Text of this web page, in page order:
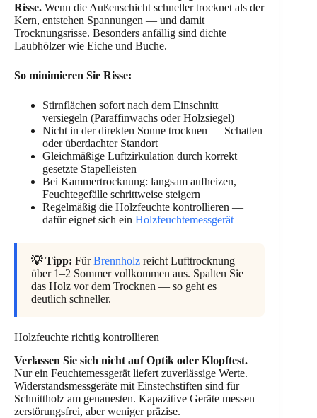
Risse. Wenn die Außenschicht schneller trocknet als der
Kern, entstehen Spannungen — und damit
Trocknungsrisse. Besonders anfällig sind dichte
Laubhölzer wie Eiche und Buche.
So minimieren Sie Risse:
Stirnflächen sofort nach dem Einschnitt
versiegeln (Paraffinwachs oder Holzsiegel)
Nicht in der direkten Sonne trocknen — Schatten
oder überdachter Standort
Gleichmäßige Luftzirkulation durch korrekt
gesetzte Stapelleisten
Bei Kammertrocknung: langsam aufheizen,
Feuchtegefälle schrittweise steigern
Regelmäßig die Holzfeuchte kontrollieren —
dafür eignet sich ein Holzfeuchtemessgerät
💡 Tipp: FürBrennholz reicht Lufttrocknung
über 1–2 Sommer vollkommen aus. Spalten Sie
das Holz vor dem Trocknen — so geht es
deutlich schneller.
Holzfeuchte richtig kontrollieren
Verlassen Sie sich nicht auf Optik oder Klopftest.
Nur ein Feuchtemessgerät liefert zuverlässige Werte.
Widerstandsmessgeräte mit Einstechstiften sind für
Schnittholz am genauesten. Kapazitive Geräte messen
zerstörungsfrei, aber weniger präzise.